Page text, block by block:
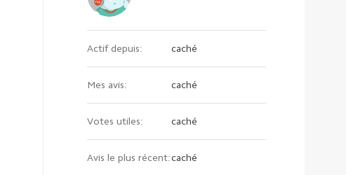
Actif depuis: caché
Mes avis: caché
Votes utiles: caché
Avis le plus récent:caché